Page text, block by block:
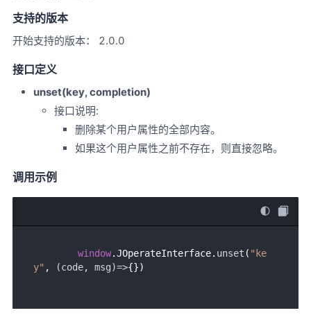
支持的版本
开始支持的版本： 2.0.0
接口定义
unset(key, completion)
接口说明:
删除某个用户属性的全部内容。
如果这个用户属性之前不存在，则直接忽略。
调用示例
window.JOperateInterface. unset ( "ke
y" , (code, msg)=>